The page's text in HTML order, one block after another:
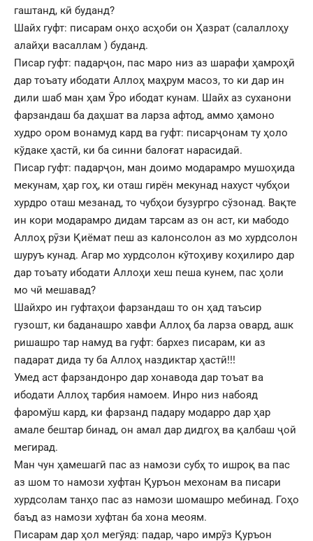
гаштанд, кӣ буданд?
Шайх гуфт: писарам онҳо асҳоби он Ҳазрат (салаллоҳу
алайҳи васаллам ) буданд.
Писар гуфт: падарҷон, пас маро низ аз шарафи ҳамроҳӣ
дар тоъату ибодати Аллоҳ маҳрум масоз, то ки дар ин
дили шаб ман ҳам Ӯро ибодат кунам. Шайх аз суханони
фарзандаш ба даҳшат ва ларза афтод, аммо ҳамоно
худро ором вонамуд кард ва гуфт: писарҷонам ту ҳоло
кўдаке ҳастӣ, ки ба синни балоғат нарасидаӣ.
Писар гуфт: падарҷон, ман доимо модарамро мушоҳида
мекунам, ҳар гоҳ, ки оташ гирён мекунад нахуст чубҳои
хурдро оташ мезанад, то чубҳои бузургро сўзонад. Вақте
ин кори модарамро дидам тарсам аз он аст, ки мабодо
Аллоҳ рӯзи Қиёмат пеш аз калонсолон аз мо хурдсолон
шуруъ кунад. Агар мо хурдсолон кўтоҳиву коҳилиро дар
дар тоъату ибодати Аллоҳи хеш пеша кунем, пас ҳоли
мо чӣ мешавад?
Шайхро ин гуфтаҳои фарзандаш то он ҳад таъсир
гузошт, ки баданашро хавфи Аллоҳ ба ларза овард, ашк
ришашро тар намуд ва гуфт: бархез писарам, ки аз
падарат дида ту ба Аллоҳ наздиктар ҳастӣ!!!
Умед аст фарзандонро дар хонавода дар тоъат ва
ибодати Аллоҳ тарбия намоем. Инро низ набояд
фаромўш кард, ки фарзанд падару модарро дар ҳар
амале бештар бинад, он амал дар дидгоҳ ва қалбаш ҷой
мегирад.
Ман чун ҳамешагӣ пас аз намози субҳ то ишроқ ва пас
аз шом то намози хуфтан Қуръон мехонам ва писари
хурдсолам танҳо пас аз намози шомашро мебинад. Гоҳо
баъд аз намози хуфтан ба хона меоям.
Писарам дар ҳол мегўяд: падар, чаро имрӯз Қуръон